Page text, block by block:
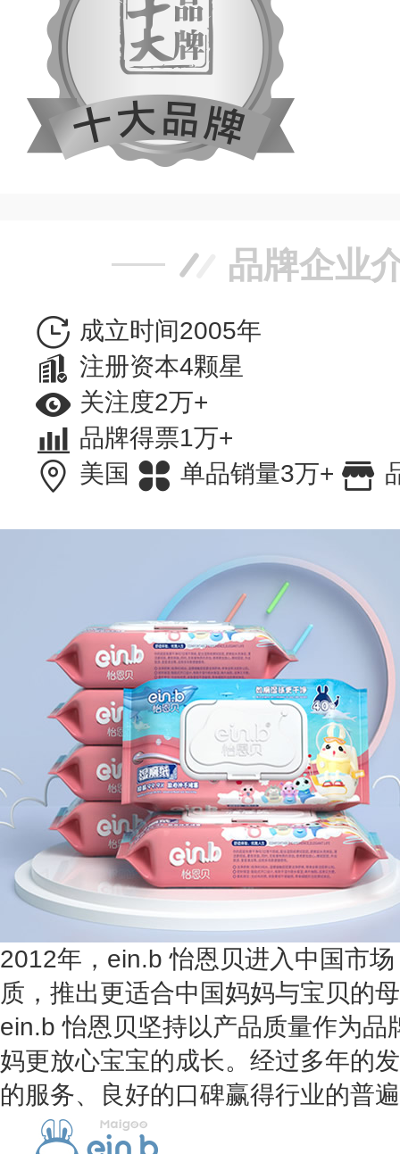
品牌企业
成立时间2005年
注册资本4颗星
关注度2万+
品牌得票1万+
美国
单品销量3万+
2012年，ein.b 怡恩贝进入中国市
质，推出更适合中国妈妈与宝贝的
ein.b 怡恩贝坚持以产品质量作为品
妈更放心宝宝的成长。经过多年的
的服务、良好的口碑赢得行业的普